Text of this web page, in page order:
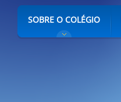
SOBRE O COLÉGIO